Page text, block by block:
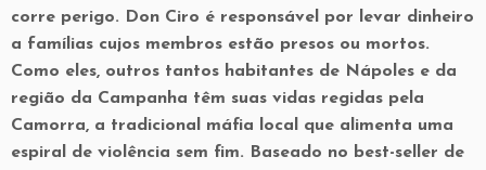
corre perigo. Don Ciro é responsável por levar dinheiro
a famílias cujos membros estão presos ou mortos.
Como eles, outros tantos habitantes de Nápoles e da
região da Campanha têm suas vidas regidas pela
Camorra, a tradicional máfia local que alimenta uma
espiral de violência sem fim. Baseado no best-seller de